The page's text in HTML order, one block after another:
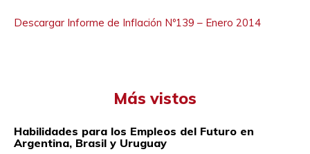
Descargar Informe de Inflación Nº139 – Enero 2014
Más vistos
Habilidades para los Empleos del Futuro en
Argentina, Brasil y Uruguay